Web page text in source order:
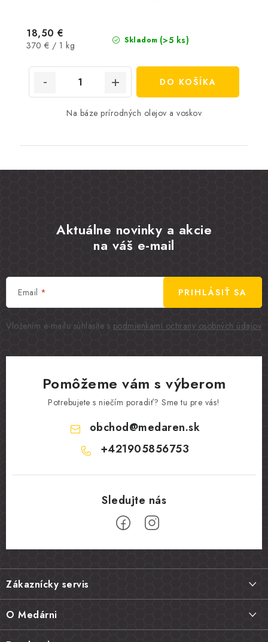
Skladom (>5 ks)
18,50 €
Jednotková
370 € / 1 kg
DO KOŠÍKA
Na báze prírodných olejov a voskov
Aktuálne novinky a akcie
na váš e-mail
Email
Vložením e-mailu súhlasíte s podmienkami ochrany osobných údajov
PRIHLÁSIŤ SA
Pomôžeme vám s výberom
Potrebujete s niečím poradiť? Sme tu pre vás!
obchod@medaren.sk
+421905856753
Z
á
p
ä
Zákaznícky servis
Vrátenie tovaru, výmena a reklamácie
O Medárni